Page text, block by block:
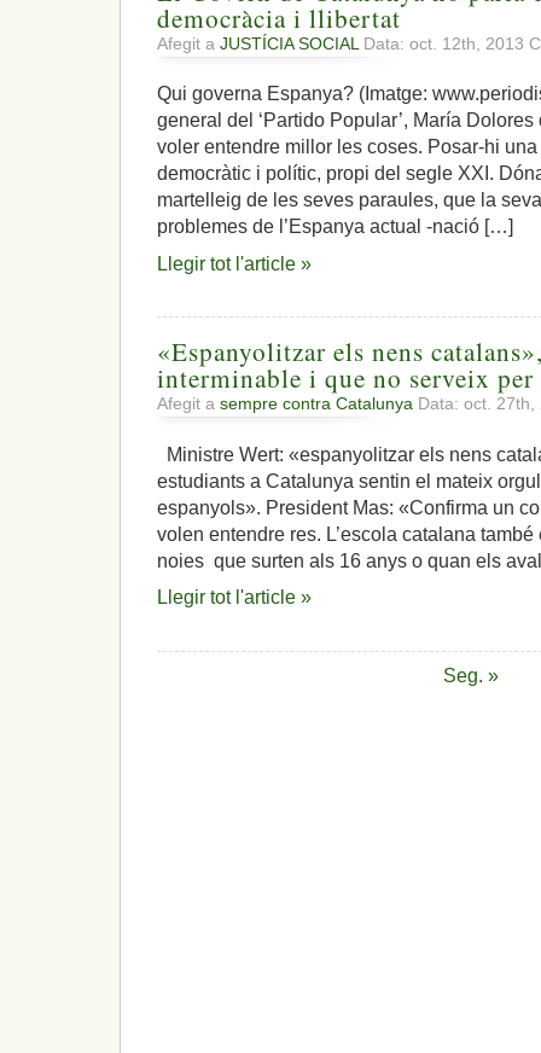
democràcia i llibertat
Afegit a JUSTÍCIA SOCIAL Data: oct. 12th, 2013
Qui governa Espanya? (Imatge:
general del ‘Partido Popular’, María
voler entendre millor les coses. Posar-hi una
democràtic i polític, propi del segle XXI.
martelleig de les seves paraules, que la
problemes de l’Espanya actual -nació […]
Llegir tot l'article »
«Espanyolitzar els nens
interminable i que no serveix per
Afegit a sempre contra Catalunya Data: oct.
Ministre Wert: «espanyolitzar els nens
estudiants a Catalunya sentin el mateix
espanyols». President Mas: «Confirma un
volen entendre res. L’escola catalana
noies que surten als 16 anys o quan els
Llegir tot l'article »
Seg. »